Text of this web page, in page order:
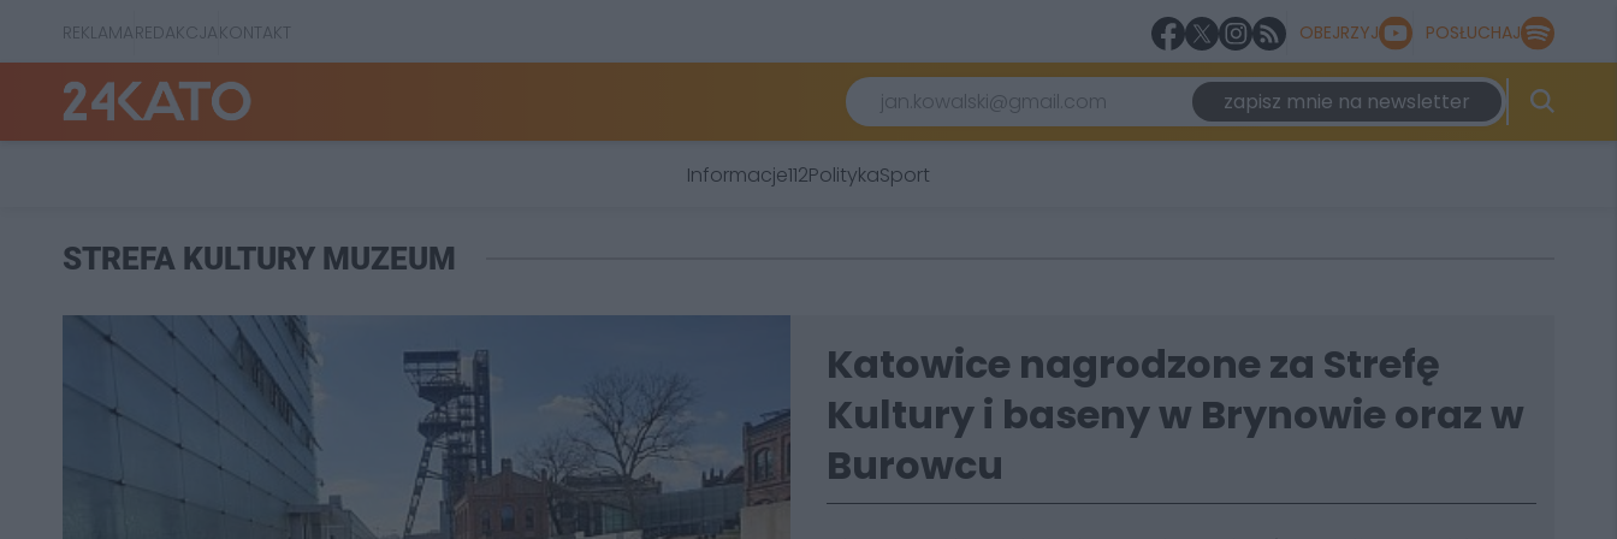
REKLAMAREDAKCJAKONTAKT OBEJRZYJ POSŁUCHAJ
zapisz mnie na newsletter
Informacje112PolitykaSport
STREFA KULTURY MUZEUM
Katowice nagrodzone za Strefę
Kultury i baseny w Brynowie oraz w
Burowcu